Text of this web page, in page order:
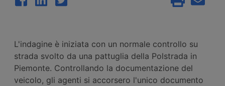
L'indagine è iniziata con un normale controllo su
strada svolto da una pattuglia della Polstrada in
Piemonte. Controllando la documentazione del
veicolo, gli agenti si accorsero l'unico documento